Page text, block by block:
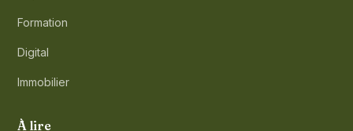
Formation
Digital
Immobilier
À lire